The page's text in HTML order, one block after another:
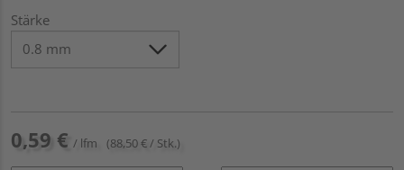
Stärke
0,59 € / lfm (88,50 € / Stk.)